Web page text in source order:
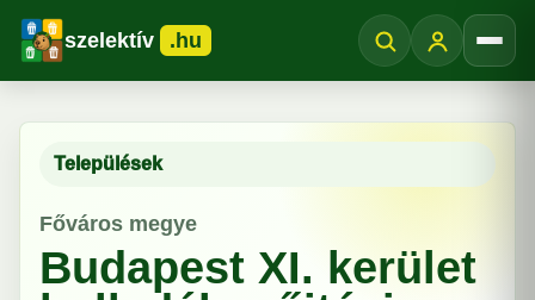
szelektív .hu
Települések
Főváros megye
Budapest XI. kerület